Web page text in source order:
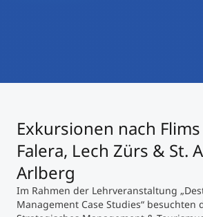
Micro Credentials
Masterclasses
Management-Seminare
Exkursionen nach Flims
Falera, Lech Zürs & St.
Arlberg
Im Rahmen der Lehrveranstaltung
Management Case Studies“ besuchten